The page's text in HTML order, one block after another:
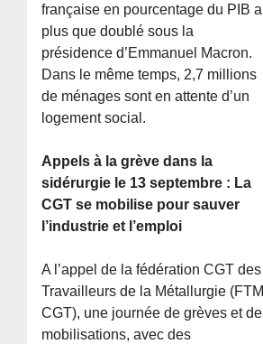
française en pourcentage du PIB a
plus que doublé sous la
présidence d’Emmanuel Macron.
Dans le même temps, 2,7 millions
de ménages sont en attente d’un
logement social.
Appels à la grève dans la
sidérurgie le 13 septembre : La
CGT se mobilise pour sauver
l’industrie et l’emploi
A l’appel de la fédération CGT des
Travailleurs de la Métallurgie (FTM
CGT), une journée de grèves et de
mobilisations, avec des